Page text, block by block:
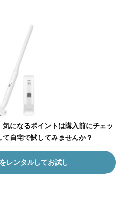
になるポイントは購入前にチェッ
て自宅で試してみませんか？
レンタルしてお試し